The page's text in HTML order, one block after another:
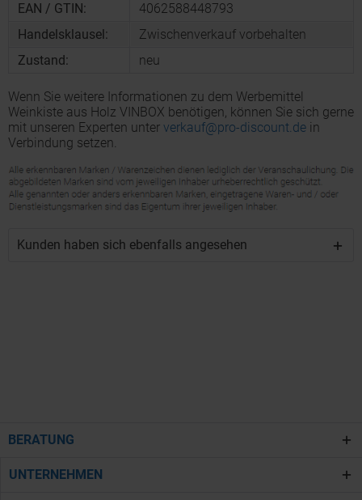
EAN / GTIN:
4062588448793
Handelsklausel:
Zwischenverkauf vorbehalten
Zustand:
neu
Wenn Sie weitere Informationen zu dem Werbemittel
Weinkiste aus Holz VINBOX benötigen, können Sie sich gerne
mit unseren Experten unter verkauf@pro-discount.de in
Verbindung setzen.
Kunden haben sich ebenfalls angesehen
BERATUNG
UNTERNEHMEN